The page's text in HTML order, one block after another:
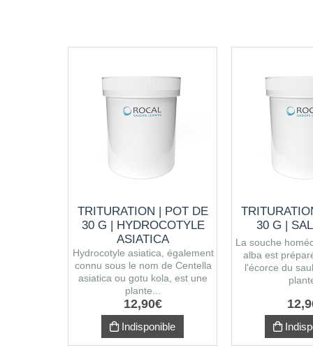
TRITURATION | POT DE
30 G | HYDROCOTYLE
ASIATICA
Hydrocotyle asiatica, également
connu sous le nom de Centella
asiatica ou gotu kola, est une
plante...
12,90€
Indisponible
30 G |
La souche
alba est
l'écorce du
12,